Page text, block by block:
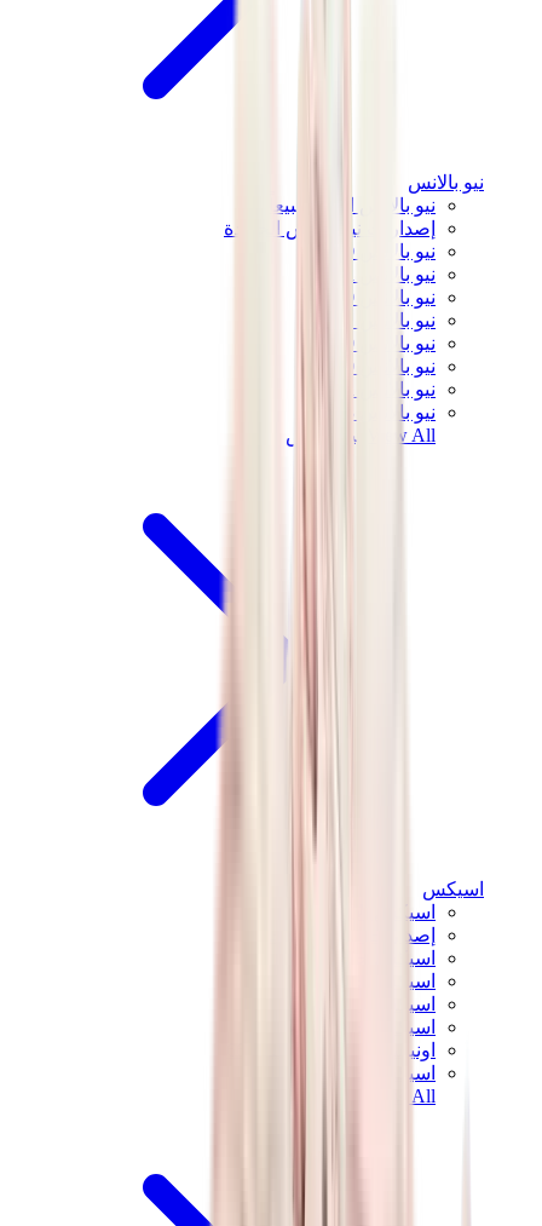
نيو بالانس
نيو بالانس الأكثر مبيعاً
إصدارات نيو بالانس الجديدة
نيو بالانس 550
نيو بالانس 2002R
نيو بالانس 9060
نيو بالانس 1906D
نيو بالانس 530
نيو بالانس 990
نيو بالانس 650R
نيو بالانس 993
View All
نيو بالانس
اسيكس
اسيكس الأكثر مبيعاً
إصدارات اسيكس الجديدة
اسيكس جل-كايانو
اسيكس جل-NYC
اسيكس GT-2160
اسيكس جل-1130
اونيتسوكا تايغر مكسيكو 66
اسيكس جل-نيمبوس
View All